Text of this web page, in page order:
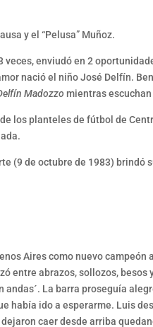
y el “Pelusa” Muñoz.
enviudó en 2
nació el niño José Delfín.
Madozzo mientras
los planteles de fútbol de
(9 de octubre de 1983)
Aires como nuevo campeón
entre abrazos, sollozos,
La barra proseguía
había ido a esperarme. Luis
caer desde arriba